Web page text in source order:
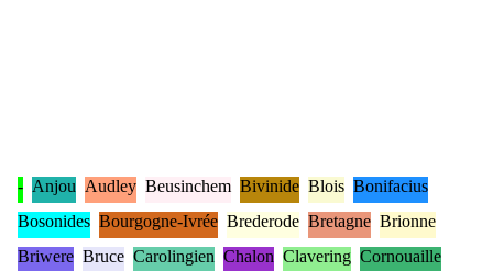
- Anjou Audley Beusinchem Bivinide Blois Bonifacius
Bosonides Bourgogne-Ivrée Brederode Bretagne Brionne
Briwere Bruce Carolingien Chalon Clavering Cornouaille